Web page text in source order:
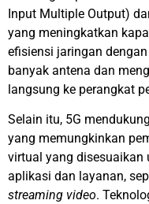
Input Multiple Output)
yang meningkatkan
efisiensi jaringan dengan
banyak antena dan
langsung ke perangkat
Selain itu, 5G mendukung
yang memungkinkan
virtual yang disesuaikan
aplikasi dan layanan,
streaming video.